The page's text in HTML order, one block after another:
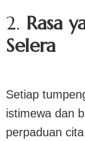
2. Rasa
Selera
Setiap
istimewa dan
perpaduan